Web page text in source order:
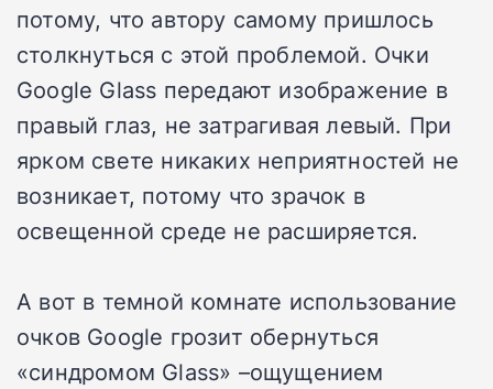
потому, что автору самому пришлось
столкнуться с этой проблемой. Очки
Google Glass передают изображение в
правый глаз, не затрагивая левый. При
ярком свете никаких неприятностей не
возникает, потому что зрачок в
освещенной среде не расширяется.
А вот в темной комнате использование
очков Google грозит обернуться
«синдромом Glass» –ощущением